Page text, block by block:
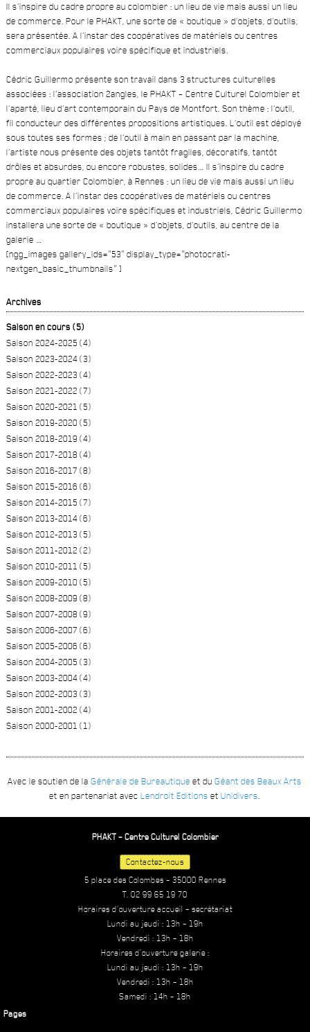
Il s’inspire du cadre propre au colombier : un lieu de vie mais aussi un lieu
de commerce. Pour le PHAKT, une sorte de « boutique » d’objets, d’outils,
sera présentée. A l’instar des coopératives de matériels ou centres
commerciaux populaires voire spécifique et industriels.
Cédric Guillermo présente son travail dans 3 structures culturelles
associées : l’association 2angles, le PHAKT – Centre Culturel Colombier et
l’aparté, lieu d’art contemporain du Pays de Montfort. Son thème : l’outil,
fil conducteur des différentes propositions artistiques. L’outil est déployé
sous toutes ses formes ; de l’outil à main en passant par la machine,
l’artiste nous présente des objets tantôt fragiles, décoratifs, tantôt
drôles et absurdes, ou encore robustes, solides… Il s’inspire du cadre
propre au quartier Colombier, à Rennes : un lieu de vie mais aussi un lieu
de commerce. A l’instar des coopératives de matériels ou centres
commerciaux populaires voire spécifiques et industriels, Cédric Guillermo
installera une sorte de « boutique » d’objets, d’outils, au centre de la
galerie …
[ngg_images gallery_ids="53" display_type="photocrati-
nextgen_basic_thumbnails" ]
Archives
Saison en cours (5)
Saison 2024-2025 (4)
Saison 2023-2024 (3)
Saison 2022-2023 (4)
Saison 2021-2022 (7)
Saison 2020-2021 (5)
Saison 2019-2020 (5)
Saison 2018-2019 (4)
Saison 2017-2018 (4)
Saison 2016-2017 (8)
Saison 2015-2016 (6)
Saison 2014-2015 (7)
Saison 2013-2014 (6)
Saison 2012-2013 (5)
Saison 2011-2012 (2)
Saison 2010-2011 (5)
Saison 2009-2010 (5)
Saison 2008-2009 (8)
Saison 2007-2008 (9)
Saison 2006-2007 (6)
Saison 2005-2006 (6)
Saison 2004-2005 (3)
Saison 2003-2004 (4)
Saison 2002-2003 (3)
Saison 2001-2002 (4)
Saison 2000-2001 (1)
Avec le soutien de laGénérale de Bureautique et duGéant des Beaux Arts
et en partenariat avecLendroit Editions etUnidivers
PHAKT – Centre Culturel Colombier
Contactez-nous
5 place des Colombes – 35000 Rennes
T. 02 99 65 19 70
Horaires d’ouverture accueil – secrétariat
Lundi au jeudi : 13h – 19h
Vendredi : 13h – 18h
Horaires d’ouverture galerie :
Lundi au jeudi : 13h – 19h
Vendredi : 13h – 18h
Samedi : 14h – 18h
Pages